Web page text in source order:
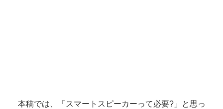
本稿では、「スマートスピーカーって必要?」と思っ